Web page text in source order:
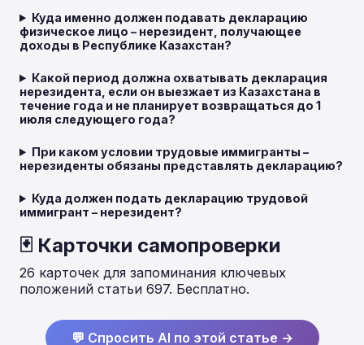
Куда именно должен подавать декларацию
физическое лицо – нерезидент, получающее
доходы в Республике Казахстан?
Какой период должна охватывать декларация
нерезидента, если он выезжает из Казахстана в
течение года и не планирует возвращаться до 1
июля следующего года?
При каком условии трудовые иммигранты –
нерезиденты обязаны представлять декларацию?
Куда должен подать декларацию трудовой
иммигрант – нерезидент?
🃏 Карточки самопроверки
26 карточек для запоминания ключевых
положений статьи 697. Бесплатно.
💬 Спросить AI по этой статье →